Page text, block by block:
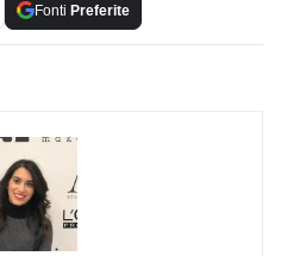
Fonti Preferite